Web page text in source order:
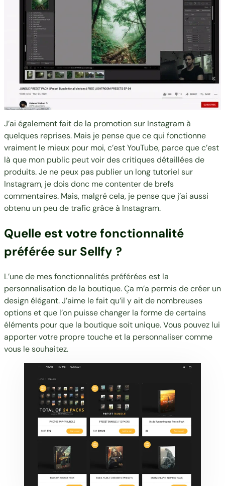
J’ai également fait de la promotion sur Instagram à
quelques reprises. Mais je pense que ce qui fonctionne
vraiment le mieux pour moi, c’est YouTube, parce que c’est
là que mon public peut voir des critiques détaillées de
produits. Je ne peux pas publier un long tutoriel sur
Instagram, je dois donc me contenter de brefs
commentaires. Mais, malgré cela, je pense que j’ai aussi
obtenu un peu de trafic grâce à Instagram.
Quelle est votre fonctionnalité
préférée sur Sellfy ?
L’une de mes fonctionnalités préférées est la
personnalisation de la boutique. Ça m’a permis de créer un
design élégant. J’aime le fait qu’il y ait de nombreuses
options et que l’on puisse changer la forme de certains
éléments pour que la boutique soit unique. Vous pouvez lui
apporter votre propre touche et la personnaliser comme
vous le souhaitez.